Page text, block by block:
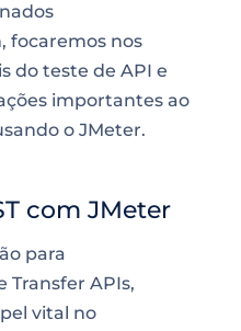
focaremos nos
do teste de API e
importantes ao
o JMeter.
com JMeter
para
Transfer APIs,
vital no